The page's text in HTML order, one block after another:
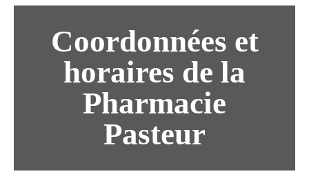
Coordonnées et
horaires de la
Pharmacie
Pasteur